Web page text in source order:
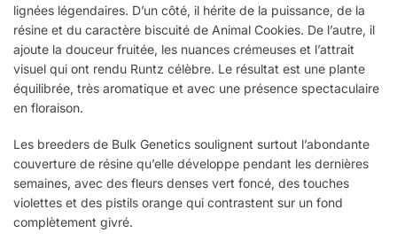
lignées légendaires. D’un côté, il hérite de la puissance, de la
résine et du caractère biscuité de Animal Cookies. De l’autre, il
ajoute la douceur fruitée, les nuances crémeuses et l’attrait
visuel qui ont rendu Runtz célèbre. Le résultat est une plante
équilibrée, très aromatique et avec une présence spectaculaire
en floraison.
Les breeders de Bulk Genetics soulignent surtout l’abondante
couverture de résine qu’elle développe pendant les dernières
semaines, avec des fleurs denses vert foncé, des touches
violettes et des pistils orange qui contrastent sur un fond
complètement givré.